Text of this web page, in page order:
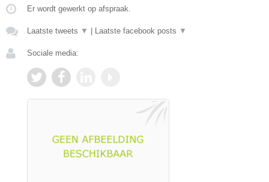
Er wordt gewerkt op afspraak.
Laatste tweets ▼ Laatste facebook posts ▼
Sociale media: